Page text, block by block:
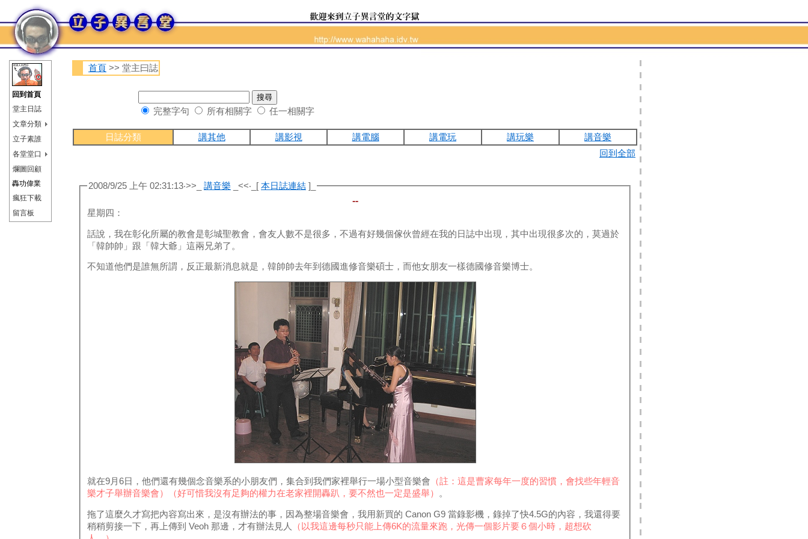
回到首頁
堂主日誌
文章分類
立子素誰
各堂堂口
爛圖回顧
轟功偉業
瘋狂下載
留言板
首頁 >> 堂主曰誌
完整字句 所有相關字 任一相關字
日誌分類 講其他 講影視 講電腦 講電玩 講玩樂
講音樂
回到全部
2008/9/25 上午 02:31:13‧>>_ 講音樂 _<<‧_[ 本日誌連結 ]_
--
星期四：
話說，我在彰化所屬的教會是彰城聖教會，會友人數不是很多，不過有好幾個傢伙曾經在我的日誌中出現，其中出現很多次的，莫過於
「韓帥帥」跟「韓大爺」這兩兄弟了。
不知道他們是誰無所謂，反正最新消息就是，韓帥帥去年到德國進修音樂碩士，而他女朋友一樣德國修音樂博士。
就在9月6日，他們還有幾個念音樂系的小朋友們，集合到我們家裡舉行一場小型音樂會 （註：這是曹家每年一度的習慣，會找些年輕音
樂才子舉辦音樂會）
（好可惜我沒有足夠的權力在老家裡開轟趴，要不然也一定是盛舉） 。
拖了這麼久才寫把內容寫出來，是沒有辦法的事，因為整場音樂會，我用新買的 Canon G9 當錄影機，錄掉了快4.5G的內容，我還得要
稍稍剪接一下，再上傳到 Veoh 那邊，才有辦法見人
（以我這邊每秒只能上傳6K的流量來跑，光傳一個影片要６個小時，超想砍